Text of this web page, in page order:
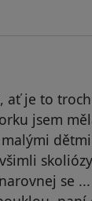
ať je to
jsem
se